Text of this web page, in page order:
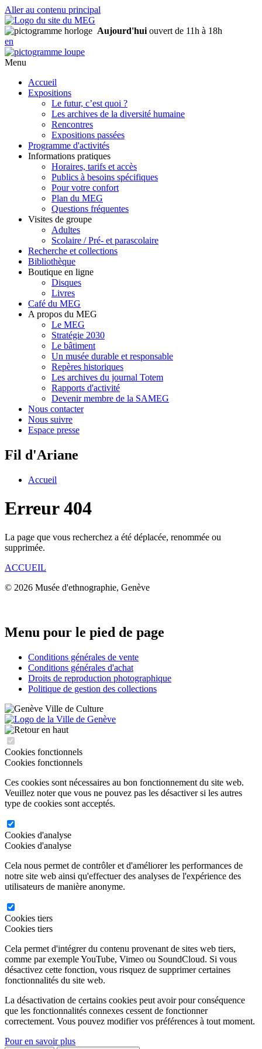
Aller au contenu principal
Aujourd'hui ouvert de 11h à 18h
en
Menu
Accueil
Expositions
Le futur, c’est quoi ?
Les archives de la diversité humaine
Rencontres
Expositions passées
Programme d'activités
Informations pratiques
Horaires, tarifs et accès
Publics à besoins spécifiques
Pour votre confort
Plan du MEG
Questions fréquentes
Visites de groupe
Adultes
Scolaire / Pré- et parascolaire
Recherche et collections
Bibliothèque
Boutique en ligne
Disques
Livres
Café du MEG
A propos du MEG
Le MEG
Stratégie 2030
Le bâtiment
Un musée durable et responsable
Repères historiques
Les archives du journal Totem
Rapports d'activité
Devenir membre de la SAMEG
Nous contacter
Nous suivre
Espace presse
Fil d'Ariane
Accueil
Erreur 404
La page que vous recherchez a été déplacée, renommée ou
supprimée.
ACCUEIL
© 2026 Musée d'ethnographie, Genève
Menu pour le pied de page
Conditions générales de vente
Conditions générales d'achat
Droits de reproduction photographique
Politique de gestion des collections
Cookies fonctionnels
Cookies fonctionnels
Ces cookies sont nécessaires au bon fonctionnement du site web.
Veuillez noter que vous ne pouvez pas les désactiver si les autres
type de cookies sont acceptés.
Cookies d'analyse
Cookies d'analyse
Cela nous permet de contrôler et d'améliorer les performances de
notre site web ainsi qu'effectuer des analyses de l'expérience des
utilisateurs de manière anonyme.
Cookies tiers
Cookies tiers
Cela permet d'intégrer du contenu provenant de sites web tiers,
comme par exemple YouTube, Vimeo ou SoundCloud. Si vous
désactivez cette fonction, vous risquez de supprimer certaines
fonctionnalités du site web.
La désactivation de certains cookies peut avoir pour conséquence
que les fonctionnalités connexes cessent de fonctionner
correctement. Vous pouvez modifier vos préférences à tout moment.
Pour en savoir plus